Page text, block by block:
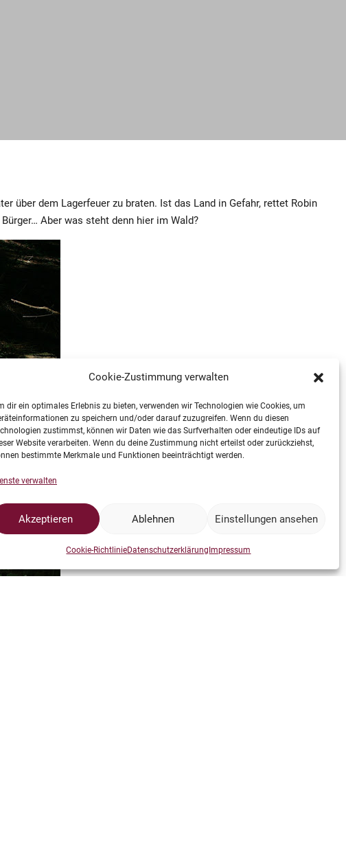
Cookie-Zustimmung verwalten
dir ein optimales Erlebnis zu bieten, verwenden wir Technologien wie Cookies, um
zu speichern und/oder darauf zuzugreifen. Wenn du diesen
zustimmst, können wir Daten wie das Surfverhalten oder eindeutige IDs auf
Website verarbeiten. Wenn du deine Zustimmung nicht erteilst oder zurückziehst,
bestimmte Merkmale und Funktionen beeinträchtigt werden.
verwalten
Akzeptieren Ablehnen Einstellungen ansehen
Cookie-RichtlinieDatenschutzerklärung Impressum
über dem Lagerfeuer zu braten. Ist das Land in Gefahr, rettet Robin
Aber was steht denn hier im Wald?